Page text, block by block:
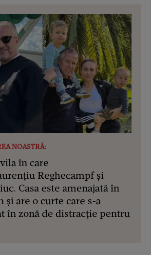
NOASTRĂ:
în care
Reghecampf și
Casa este amenajată în
și are o curte care s-a
în zonă de distracție pentru